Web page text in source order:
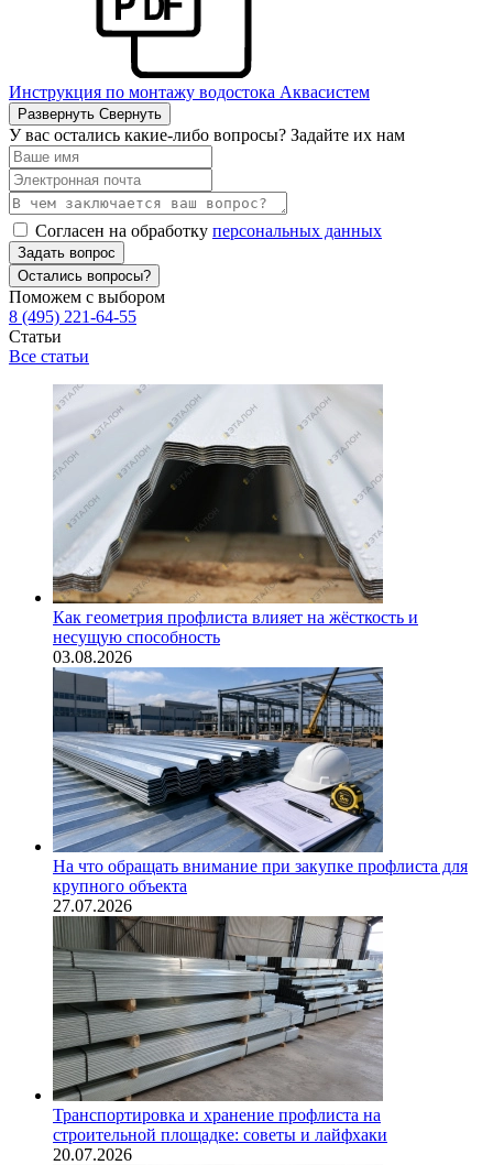
Инструкция по монтажу водостока Аквасистем
Развернуть Свернуть
У вас остались какие-либо вопросы? Задайте их нам
Согласен на обработку персональных данных
Задать вопрос
Остались вопросы?
Поможем с выбором
8 (495) 221-64-55
Статьи
Все статьи
Как геометрия профлиста влияет на жёсткость и
несущую способность
03.08.2026
На что обращать внимание при закупке профлиста для
крупного объекта
27.07.2026
Транспортировка и хранение профлиста на
строительной площадке: советы и лайфхаки
20.07.2026